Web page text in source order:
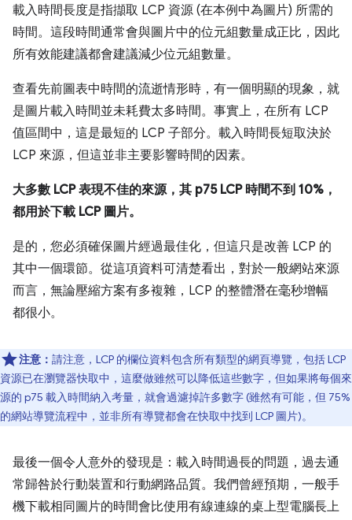
載入時間長度是指擷取 LCP 資源 (在本例中為圖片) 所需的
時間。這段時間通常會與圖片中的位元組數量成正比，因此
所有效能建議都會建議減少位元組數量。
查看先前圖表中時間的流逝情形時，有一個明顯的現象，就
是圖片載入時間並未耗費太多時間。事實上，在所有 LCP
值區間中，這是最短的 LCP 子部分。載入時間長短取決於
LCP 來源，但這並非主要影響時間的因素。
大多數 LCP 表現不佳的來源，其 p75 LCP 時間不到 10%，
都用於下載 LCP 圖片。
是的，您必須確保圖片經過最佳化，但這只是改善 LCP 的
其中一個環節。從這項資料可清楚看出，對於一般網站來源
而言，無論壓縮方案有多複雜，LCP 的整體潛在毫秒增幅
都很小。
注意： 請注意，LCP 的欄位資料包含所有類型的網頁導覽，包括 LCP
資源已在瀏覽器快取中，這麼做雖然可以降低這些數字，但如果將每個來
源的 p75 載入時間納入考量，就會過濾掉許多數字 (雖然有可能，但 75%
的網站導覽流程中，並非所有導覽都會在快取中找到 LCP 圖片)。
最後一個令人意外的發現是：載入時間過長的問題，過去通
常歸咎於行動裝置和行動網路品質。我們曾經預期，一般手
機下載相同圖片的時間會比使用有線連線的桌上型電腦長上